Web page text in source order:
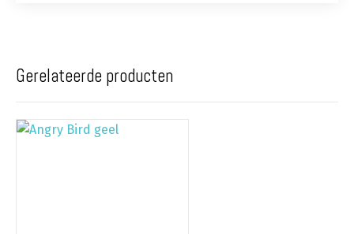
Gerelateerde producten